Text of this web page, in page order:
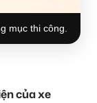
mục thi công.
của xe